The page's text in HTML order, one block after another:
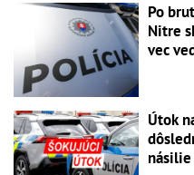
Po
Nitre
vec
Útok
násilie